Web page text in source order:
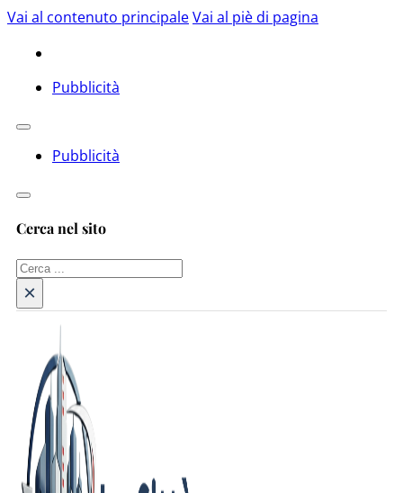
Vai al contenuto principaleVai al piè di pagina
Pubblicità
Pubblicità
Cerca nel sito
Cerca
×